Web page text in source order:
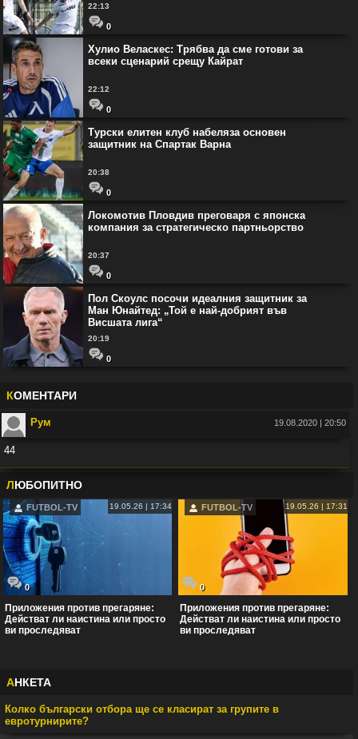
22:13
0
Хулио Веласкес: Трябва да сме готови за
всеки сценарий срещу Кайрат
22:12
0
Турски елитен клуб набеляза основен
защитник на Спартак Варна
20:38
0
Локомотив Пловдив преговаря с японска
компания за стратегическо партньорство
20:37
0
Пол Скоулс посочи идеалния защитник за
Ман Юнайтед: „Той е най-добрият във
Висшата лига“
20:19
0
КОМЕНТАРИ
Рум 19.08.2020 | 20:50
44
Във: Рио Фърдинанд: Джуд Белингам ще спечели Златната топка
ЛЮБОПИТНО
FUTBOL-TV 19.05.26 | 17:34
0
Приложения против прегаряне:
Действат ли наистина или просто
ви проследяват
FUTBOL-TV 19.05.26 | 17:31
0
Приложения против прегаряне:
Действат ли наистина или просто
ви проследяват
АНКЕТА
Колко български отбора ще се класират за групите в
евротурнирите?